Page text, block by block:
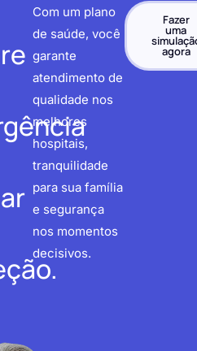
Com um plano
de saúde, você
garante
atendimento de
qualidade nos
melhores
hospitais,
tranquilidade
para sua família
e segurança
nos momentos
decisivos.
Fazer
uma
agora